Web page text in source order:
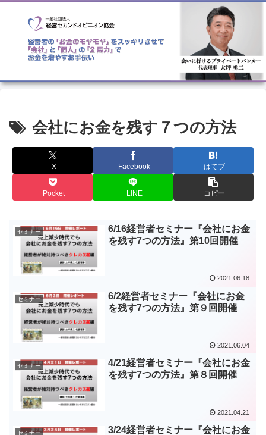
会社にお金を残す７つの方法
X Facebook はてブ
Pocket LINE コピー
セミナー
6/16経営者セミナー『会社にお金
を残す7つの方法』第10回開催
2021.06.18
セミナー
6/2経営者セミナー『会社にお金
を残す7つの方法』第９回開催
2021.06.04
セミナー
4/21経営者セミナー『会社にお金
を残す7つの方法』第８回開催
2021.04.21
セミナー
3/24経営者セミナー『会社にお金